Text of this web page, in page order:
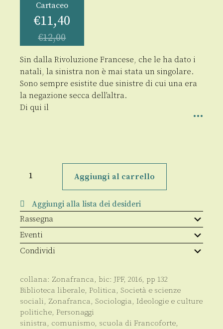
Cartaceo
€11,40
€12,00
Sin dalla Rivoluzione Francese, che le ha dato i
natali, la sinistra non è mai stata un singolare.
Sono sempre esistite due sinistre di cui una era
la negazione secca dell’altra.
Di qui il
maestri
quantità
Aggiungi al carrello
Aggiungi alla lista dei desideri
Rassegna
Eventi
Condividi
collana: Zonafranca, bic: JPF, 2016, pp 132
Biblioteca liberale, Politica, Società e scienze
sociali, Zonafranca, Sociologia, Ideologie e culture
politiche, Personaggi
sinistra, comunismo, scuola di Francoforte,